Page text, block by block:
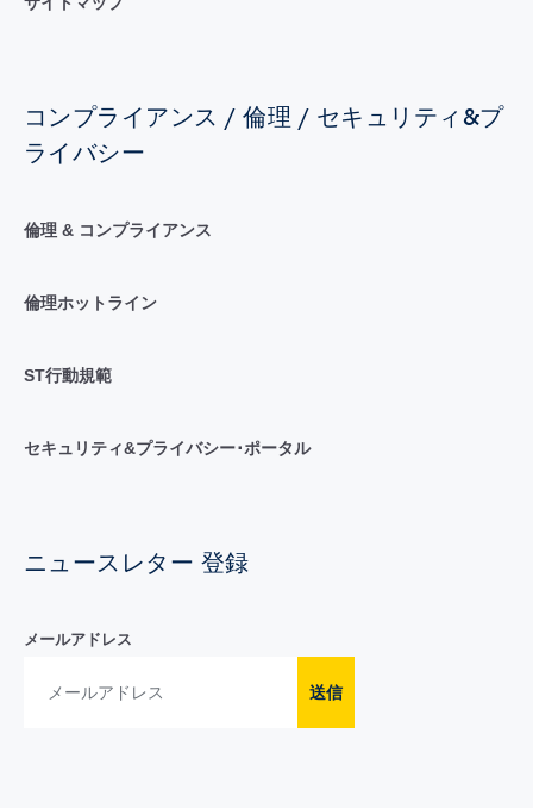
コンプライアンス / 倫理 / セキュリティ&プ
ライバシー
倫理 & コンプライアンス
倫理ホットライン
ST行動規範
セキュリティ&プライバシー･ポータル
ニュースレター 登録
メールアドレス
送信